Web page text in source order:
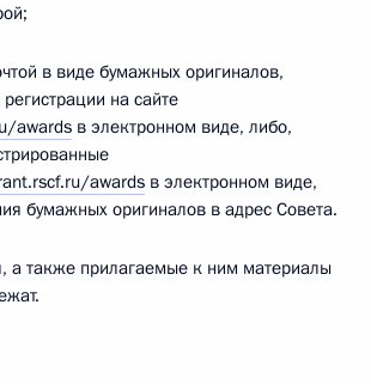
в виде бумажных оригиналов,
на сайте
awards в электронном виде, либо,
awards в электронном виде,
бумажных оригиналов в адрес Совета.
а также прилагаемые к ним материалы